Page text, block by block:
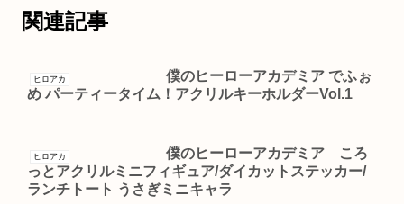
関連記事
ヒロアカ
僕のヒーローアカデミア でふぉ
め パーティータイム！アクリルキーホルダーVol.1
ヒロアカ
僕のヒーローアカデミア ころ
っとアクリルミニフィギュア/ダイカットステッカー/
ランチトート うさぎミニキャラ